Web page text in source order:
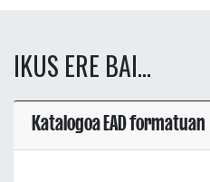
IKUS ERE BAI...
Katalogoa EAD formatuan